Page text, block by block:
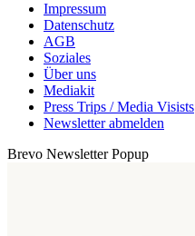
Impressum
Datenschutz
AGB
Soziales
Über uns
Mediakit
Press Trips / Media Visists
Newsletter abmelden
Brevo Newsletter Popup